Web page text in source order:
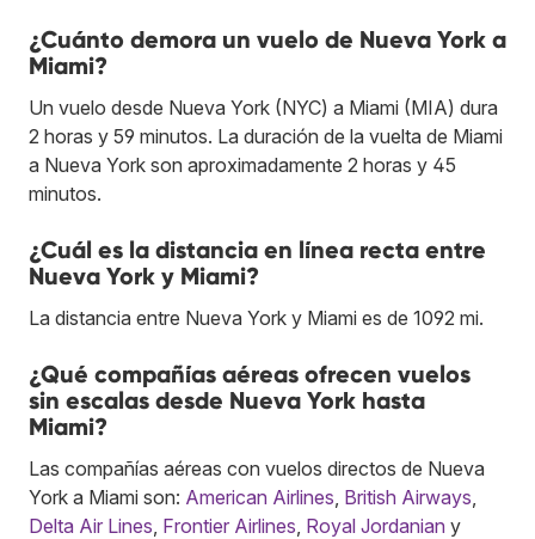
¿Cuánto demora un vuelo de Nueva York a
Miami?
Un vuelo desde Nueva York (NYC) a Miami (MIA) dura
2 horas y 59 minutos. La duración de la vuelta de Miami
a Nueva York son aproximadamente 2 horas y 45
minutos.
¿Cuál es la distancia en línea recta entre
Nueva York y Miami?
La distancia entre Nueva York y Miami es de 1092 mi.
¿Qué compañías aéreas ofrecen vuelos
sin escalas desde Nueva York hasta
Miami?
Las compañías aéreas con vuelos directos de Nueva
York a Miami son: American Airlines British Airways
Delta Air Lines Frontier Airlines Royal Jordanian y